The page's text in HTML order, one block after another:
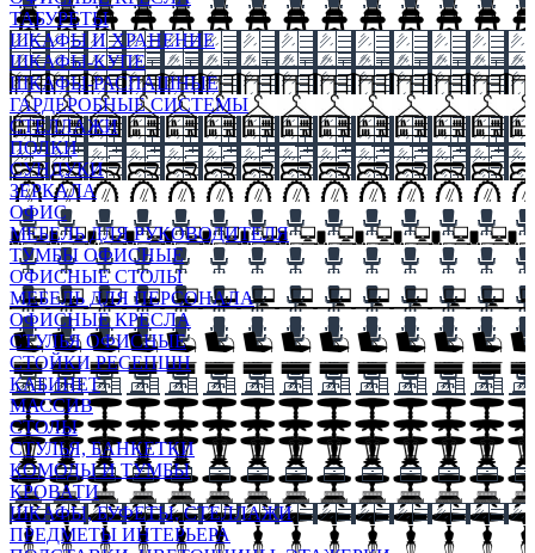
ТАБУРЕТЫ
ШКАФЫ И ХРАНЕНИЕ
ШКАФЫ-КУПЕ
ШКАФЫ-РАСПАШНЫЕ
ГАРДЕРОБНЫЕ СИСТЕМЫ
СТЕЛЛАЖИ
ПОЛКИ
СУНДУКИ
ЗЕРКАЛА
ОФИС
МЕБЕЛЬ ДЛЯ РУКОВОДИТЕЛЯ
ТУМБЫ ОФИСНЫЕ
ОФИСНЫЕ СТОЛЫ
МЕБЕЛЬ ДЛЯ ПЕРСОНАЛА
ОФИСНЫЕ КРЕСЛА
СТУЛЬЯ ОФИСНЫЕ
СТОЙКИ РЕСЕПШН
КАБИНЕТ
МАССИВ
СТОЛЫ
СТУЛЬЯ, БАНКЕТКИ
КОМОДЫ И ТУМБЫ
КРОВАТИ
ШКАФЫ, БУФЕТЫ, СТЕЛЛАЖИ
ПРЕДМЕТЫ ИНТЕРЬЕРА